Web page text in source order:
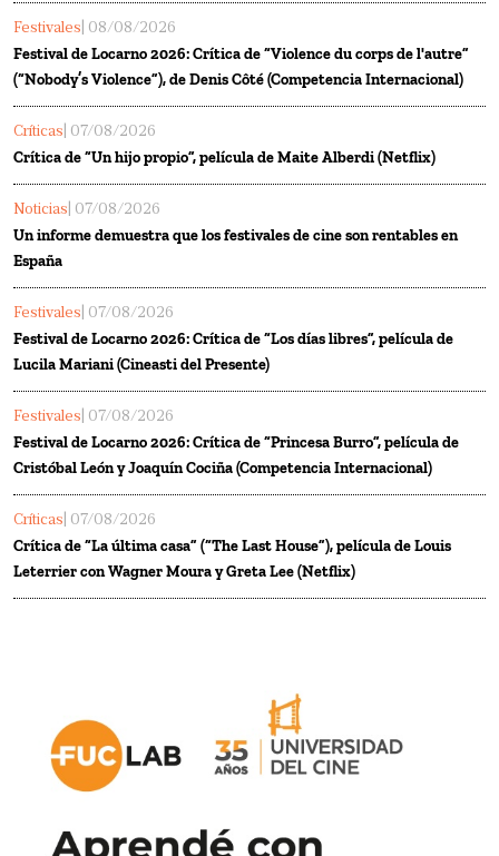
Festivales | 08/08/2026
Festival de Locarno 2026: Crítica de “Violence du corps de l'autre”
(“Nobody’s Violence”), de Denis Côté (Competencia Internacional)
Críticas | 07/08/2026
Crítica de “Un hijo propio”, película de Maite Alberdi (Netflix)
Noticias | 07/08/2026
Un informe demuestra que los festivales de cine son rentables en
España
Festivales | 07/08/2026
Festival de Locarno 2026: Crítica de “Los días libres”, película de
Lucila Mariani (Cineasti del Presente)
Festivales | 07/08/2026
Festival de Locarno 2026: Crítica de “Princesa Burro”, película de
Cristóbal León y Joaquín Cociña (Competencia Internacional)
Críticas | 07/08/2026
Crítica de “La última casa” (“The Last House”), película de Louis
Leterrier con Wagner Moura y Greta Lee (Netflix)